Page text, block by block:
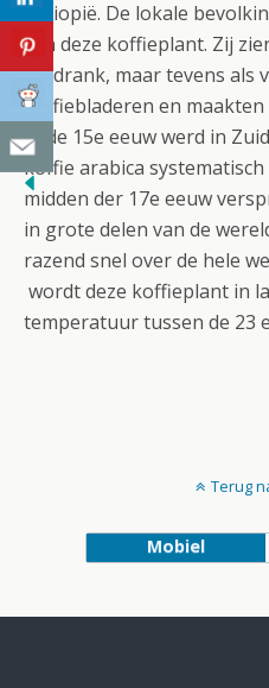
Ethiopië. De lokale
van deze koffieplant. Zij
als drank, maar tevens als
koffiebladeren en
In de 15e eeuw werd in
koffie arabica systematisch
midden der 17e eeuw
in grote delen van de
razend snel over de hele
wordt deze koffieplant in
temperatuur tussen de 23
Terug
Mobiel